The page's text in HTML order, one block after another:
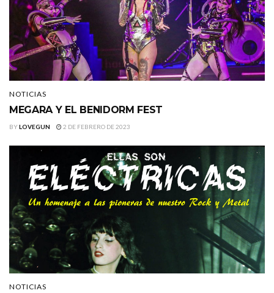
NOTICIAS
MEGARA Y EL BENIDORM FEST
BYLOVEGUN 2 DE FEBRERO DE 2023
NOTICIAS